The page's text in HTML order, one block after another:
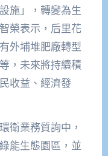
施」，轉變為生
榮表示，后里花
外埔堆肥廠轉型
，未來將持續積
收益、經濟發
衛業務質詢中，
能生態園區，並